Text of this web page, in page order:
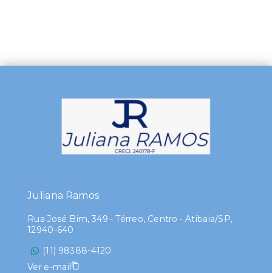
Juliana Ramos
Rua José Bim, 349 - Térreo, Centro - Atibaia/SP,
12940-640
(11) 98388-4120
Ver e-mail